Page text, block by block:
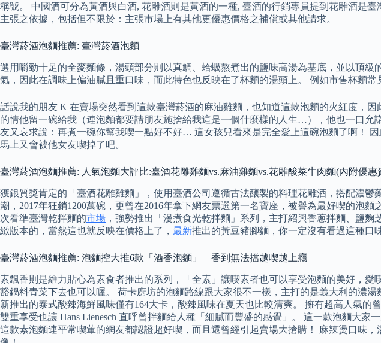
稱號。 中國酒可分為黃酒與白酒, 花雕酒則是黃酒的一種, 臺酒的行銷專員提到花雕酒是
主張之依據，包括但不限於：主張市場上有其他更優惠價格之補償或其他請求。
臺灣菸酒泡麵推薦: 臺灣菸酒泡麵
選用嚼勁十足的全麥麵條，湯頭部分則以真鯛、蛤蠣熬煮出的鹽味高湯為基底，並以頂
氣，因此在調味上偏油膩且重口味，而此特色也反映在了杯麵的湯頭上。 例如市售杯麵
話說我的朋友 K 在賣場突然看到這款臺灣菸酒的麻油雞麵，也知道這款泡麵的火紅度，
的情他留一碗給我（連泡麵都要請朋友施捨給我這是一個什麼樣的人生…），他也一口
友又哀求說：再煮一碗你幫我喫一點好不好… 這女孩兒看來是完全愛上這碗泡麵了啊！
馬上又會被他女友喫掉了吧。
臺灣菸酒泡麵推薦: 人氣泡麵大評比:臺酒花雕雞麵vs.麻油雞麵vs.花雕酸菜牛肉麵(內附優惠
獲銀質獎肯定的「臺酒花雕雞麵」，使用臺酒公司遵循古法釀製的料理花雕酒，搭配濃
潮，2017年狂銷1200萬碗，更曾在2016年拿下網友票選第一名寶座，被譽為最好喫的泡
次看準臺灣乾拌麵的市場 ，強勢推出「漫煮食光乾拌麵」系列，主打紹興香蔥拌麵、鹽
緻版本的，當然這也就反映在價格上了， 最新推出的黃豆豬腳麵，你一定沒有看過這種口
臺灣菸酒泡麵推薦: 泡麵控大推6款「酒香泡麵」 香到無法擋越喫越上癮
素飄香則是維力貼心為素食者推出的系列，「全素」讓喫素者也可以享受泡麵的美好，
豁鍋料青菜下去也可以喔。 荷卡廚坊的泡麵路線跟大家很不一樣，主打的是義大利的濃
新推出的泰式酸辣海鮮風味僅有164大卡，酸辣風味在夏天也比較清爽。 擁有超高人氣
雙重享受也讓 Hans Lienesch 直呼曾拌麵給人種「細膩而豐盛的感覺」。 這一款泡麵大
這款素泡麵連平常喫葷的網友都認證超好喫，而且還曾經引起賣場大搶購！ 麻辣燙口味